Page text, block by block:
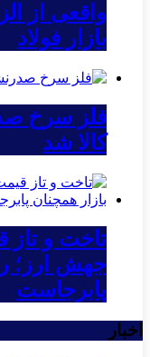
واقعی از
بازار فولاد
فلز سرخ
کالا شد
تاخت و تاز
جهش ارز؛
پابرجاست
اخبار